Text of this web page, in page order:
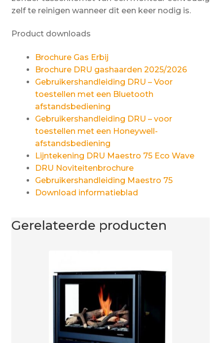
zelf te reinigen wanneer dit een keer nodig is.
Product downloads
Brochure Gas Erbij
Brochure DRU gashaarden 2025/2026
Gebruikershandleiding DRU – Voor
toestellen met een Bluetooth
afstandsbediening
Gebruikershandleiding DRU – voor
toestellen met een Honeywell-
afstandsbediening
Lijntekening DRU Maestro 75 Eco Wave
DRU Noviteitenbrochure
Gebruikershandleiding Maestro 75
Download informatieblad
Gerelateerde producten